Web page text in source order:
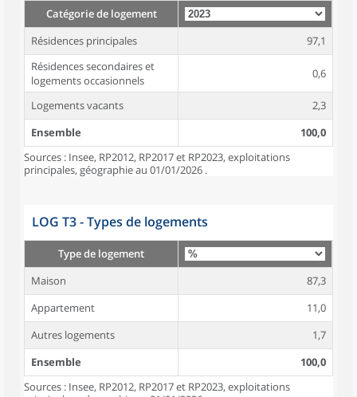
Catégorie de logement
Résidences principales
97,1
Résidences secondaires et
logements occasionnels
0,6
Logements vacants
2,3
Ensemble
100,0
Sources : Insee, RP2012, RP2017 et RP2023, exploitations
principales, géographie au 01/01/2026 .
LOG T3 - Types de logements
Type de logement
Maison
87,3
Appartement
11,0
Autres logements
1,7
Ensemble
100,0
Sources : Insee, RP2012, RP2017 et RP2023, exploitations